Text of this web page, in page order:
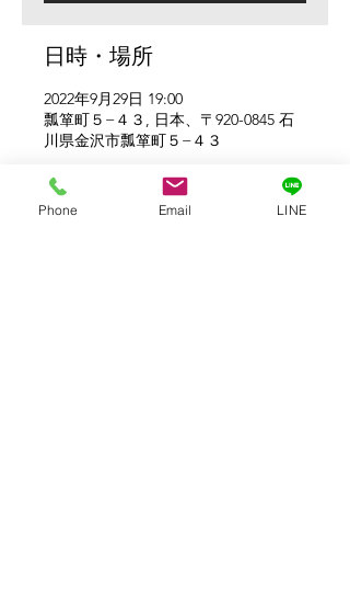
日時・場所
2022年9月29日 19:00
瓢箪町５−４３, 日本、〒920-0845 石
川県金沢市瓢箪町５−４３
Phone Email LINE